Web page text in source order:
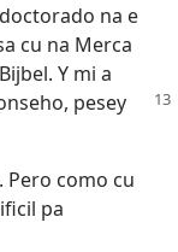
na e
cu na Merca
Y mi a
pesey
Pero como cu
pa